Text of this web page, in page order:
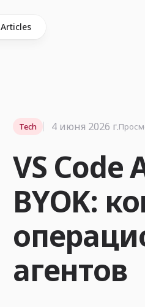
Articles
VS Code
BYOK:
агентов
Tech 4 июня 2026 г.